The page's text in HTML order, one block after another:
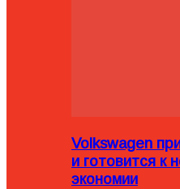
Volkswagen
и готовится к
экономии